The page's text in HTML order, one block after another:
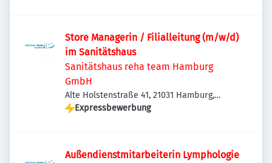
Store Managerin / Filialleitung (m/w/d)
im Sanitätshaus
Sanitätshaus reha team Hamburg
GmbH
Alte Holstenstraße 41, 21031 Hamburg,
Deutschland
Expressbewerbung
Außendienstmitarbeiterin Lymphologie